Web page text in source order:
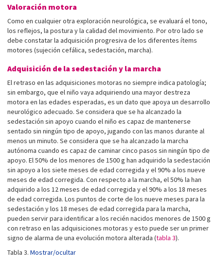
Valoración motora
Como en cualquier otra exploración neurológica, se evaluará el tono,
los reflejos, la postura y la calidad del movimiento. Por otro lado se
debe constatar la adquisición progresiva de los diferentes ítems
motores (sujeción cefálica, sedestación, marcha).
Adquisición de la sedestación y la marcha
El retraso en las adquisiciones motoras no siempre indica patología;
sin embargo, que el niño vaya adquiriendo una mayor destreza
motora en las edades esperadas, es un dato que apoya un desarrollo
neurológico adecuado. Se considera que se ha alcanzado la
sedestación sin apoyo cuando el niño es capaz de mantenerse
sentado sin ningún tipo de apoyo, jugando con las manos durante al
menos un minuto. Se considera que se ha alcanzado la marcha
autónoma cuando es capaz de caminar cinco pasos sin ningún tipo de
apoyo. El 50% de los menores de 1500 g han adquirido la sedestación
sin apoyo a los siete meses de edad corregida y el 90% a los nueve
meses de edad corregida. Con respecto a la marcha, el 50% la han
adquirido a los 12 meses de edad corregida y el 90% a los 18 meses
de edad corregida. Los puntos de corte de los nueve meses para la
sedestación y los 18 meses de edad corregida para la marcha,
pueden servir para identificar a los recién nacidos menores de 1500 g
con retraso en las adquisiciones motoras y esto puede ser un primer
signo de alarma de una evolución motora alterada (tabla 3).
Tabla 3. Mostrar/ocultar